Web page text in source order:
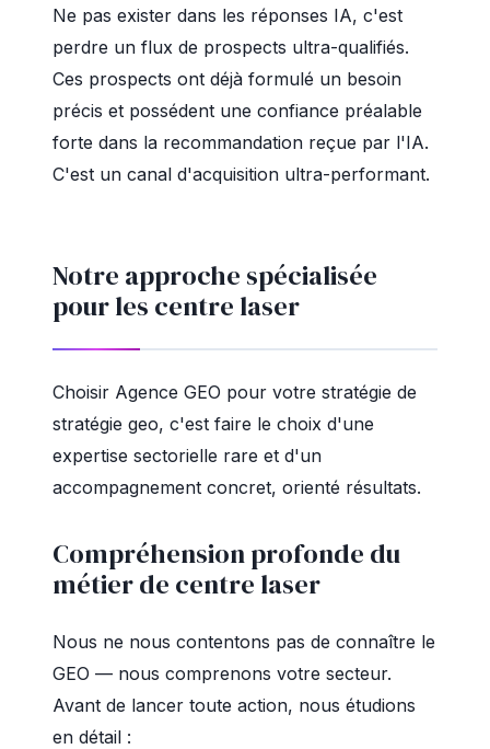
Ne pas exister dans les réponses IA, c'est
perdre un flux de prospects ultra-qualifiés.
Ces prospects ont déjà formulé un besoin
précis et possédent une confiance préalable
forte dans la recommandation reçue par l'IA.
C'est un canal d'acquisition ultra-performant.
Notre approche spécialisée
pour les centre laser
Choisir Agence GEO pour votre stratégie de
stratégie geo, c'est faire le choix d'une
expertise sectorielle rare et d'un
accompagnement concret, orienté résultats.
Compréhension profonde du
métier de centre laser
Nous ne nous contentons pas de connaître le
GEO — nous comprenons votre secteur.
Avant de lancer toute action, nous étudions
en détail :